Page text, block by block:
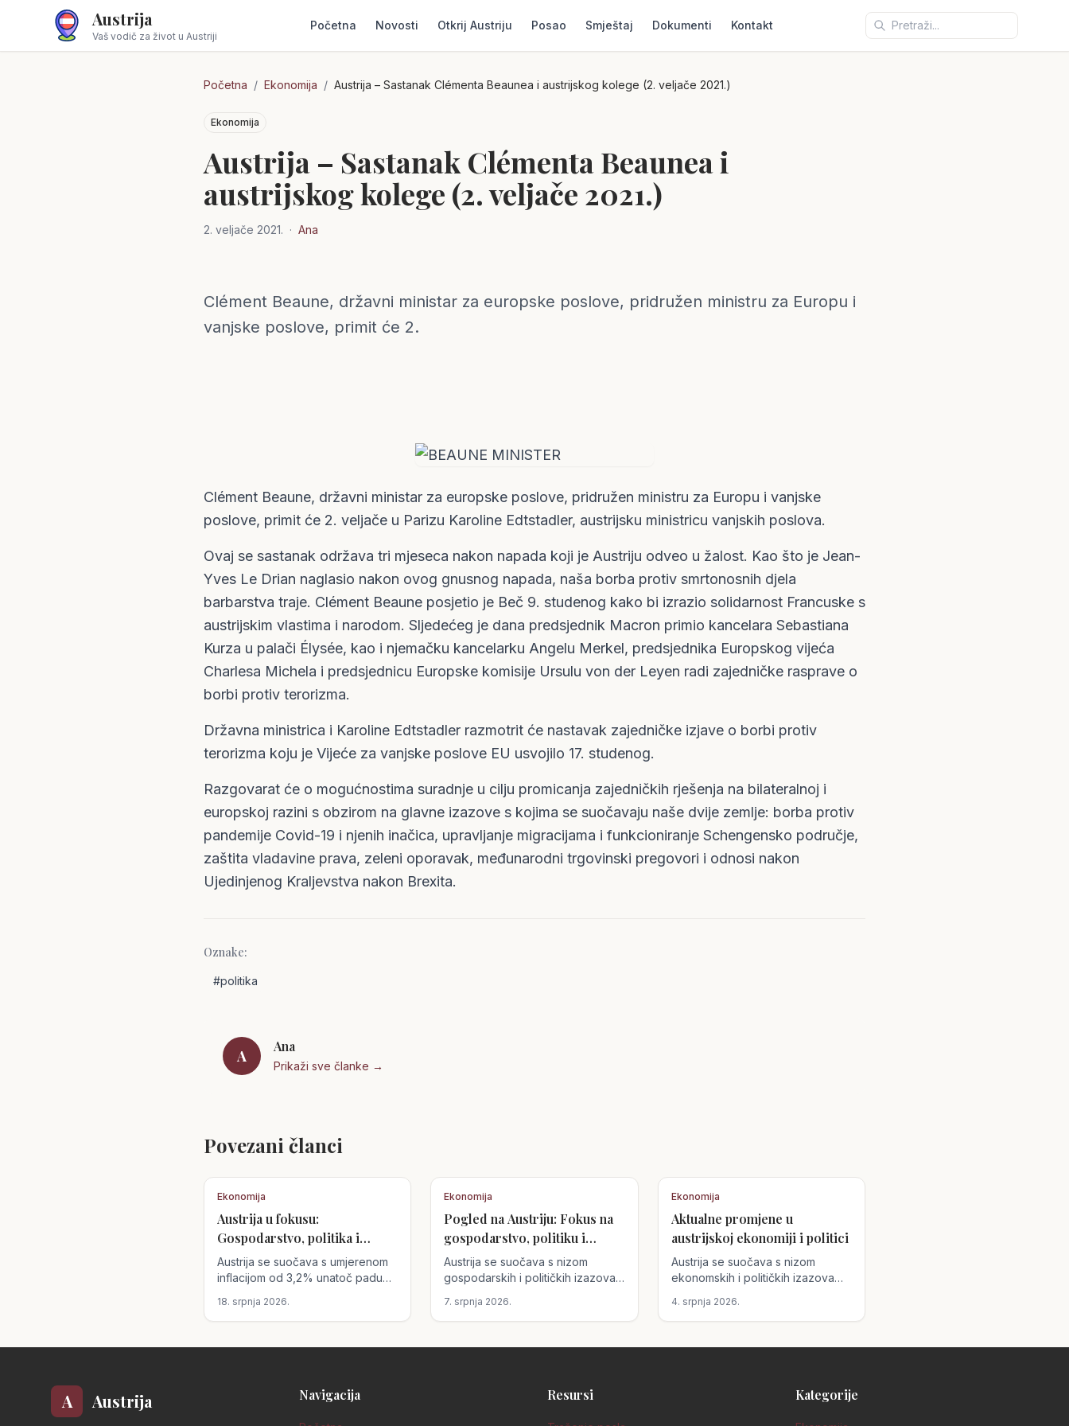
Austrija
Vaš vodič za život u Austriji
Početna Novosti Otkrij Austriju Posao Smještaj Dokumenti Kontakt
Početna / Ekonomija / Austrija – Sastanak Clémenta Beaunea i austrijskog kolege (2. veljače 2021.)
Ekonomija
Austrija – Sastanak Clémenta Beaunea i
austrijskog kolege (2. veljače 2021.)
2. veljače 2021. · Ana
Austrija
Clément Beaune, državni ministar za europske poslove, pridružen ministru za Europu i
vanjske poslove, primit će 2.
Clément Beaune, državni ministar za europske poslove, pridružen ministru za Europu i vanjske
poslove, primit će 2. veljače u Parizu Karoline Edtstadler, austrijsku ministricu vanjskih poslova.
Ovaj se sastanak održava tri mjeseca nakon napada koji je Austriju odveo u žalost. Kao što je Jean-
Yves Le Drian naglasio nakon ovog gnusnog napada, naša borba protiv smrtonosnih djela
barbarstva traje. Clément Beaune posjetio je Beč 9. studenog kako bi izrazio solidarnost Francuske s
austrijskim vlastima i narodom. Sljedećeg je dana predsjednik Macron primio kancelara Sebastiana
Kurza u palači Élysée, kao i njemačku kancelarku Angelu Merkel, predsjednika Europskog vijeća
Charlesa Michela i predsjednicu Europske komisije Ursulu von der Leyen radi zajedničke rasprave o
borbi protiv terorizma.
Državna ministrica i Karoline Edtstadler razmotrit će nastavak zajedničke izjave o borbi protiv
terorizma koju je Vijeće za vanjske poslove EU usvojilo 17. studenog.
Razgovarat će o mogućnostima suradnje u cilju promicanja zajedničkih rješenja na bilateralnoj i
europskoj razini s obzirom na glavne izazove s kojima se suočavaju naše dvije zemlje: borba protiv
pandemije Covid-19 i njenih inačica, upravljanje migracijama i funkcioniranje Schengensko područje,
zaštita vladavine prava, zeleni oporavak, međunarodni trgovinski pregovori i odnosi nakon
Ujedinjenog Kraljevstva nakon Brexita.
Oznake:
#politika
A
Ana
Prikaži sve članke →
Povezani članci
Ekonomija
Austrija u fokusu:
Gospodarstvo, politika i
putovanja
Austrija se suočava s umjerenom
inflacijom od 3,2% unatoč padu
zrakoplovnih karata utječu na
inflaciju. Politička scena
18. srpnja 2026.
Ekonomija
Pogled na Austriju: Fokus na
gospodarstvo, politiku i
obrazovanje
Austrija se suočava s nizom
gospodarskih i političkih izazova,
kako bi ih prevladala. Od
insolventnosti tvrtke Signa Prime
7. srpnja 2026.
Ekonomija
Aktualne promjene u
austrijskoj ekonomiji i politici
Austrija se suočava s nizom
ekonomskih i političkih izazova
S poslovnim potezima velikih tvrtki
i političkim reformama, postavlja
4. srpnja 2026.
A Austrija Navigacija Resursi Kategorije